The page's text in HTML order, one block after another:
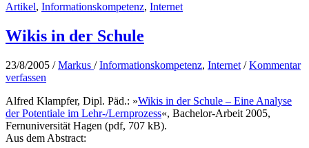
Artikel, Informationskompetenz, Internet
Wikis in der Schule
23/8/2005 /Markus /Informationskompetenz, Internet /Kommentar
verfassen
Alfred Klampfer, Dipl. Päd.: »Wikis in der Schule – Eine Analyse
der Potentiale im Lehr-/Lernprozess«, Bachelor-Arbeit 2005,
Fernuniversität Hagen (pdf, 707 kB).
Aus dem Abstract: